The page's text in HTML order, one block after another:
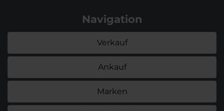
Navigation
Verkauf
Ankauf
Marken